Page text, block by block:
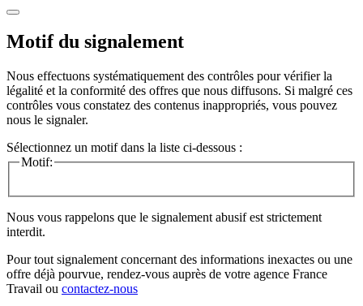
Motif du signalement
Nous effectuons systématiquement des contrôles pour vérifier la
légalité et la conformité des offres que nous diffusons. Si malgré ces
contrôles vous constatez des contenus inappropriés, vous pouvez
nous le signaler.
Sélectionnez un motif dans la liste ci-dessous :
Motif:
Nous vous rappelons que le signalement abusif est strictement
interdit.
Pour tout signalement concernant des informations inexactes ou une
offre déjà pourvue, rendez-vous auprès de votre agence France
Travail ou contactez-nous